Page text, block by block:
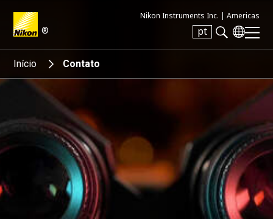
®
Nikon Instruments Inc. | Americas
pt
Search keyword(s)
Início Contato